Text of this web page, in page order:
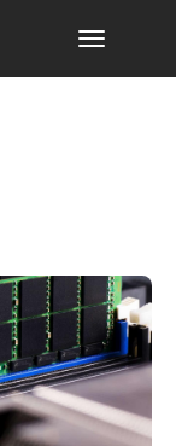
Toggle